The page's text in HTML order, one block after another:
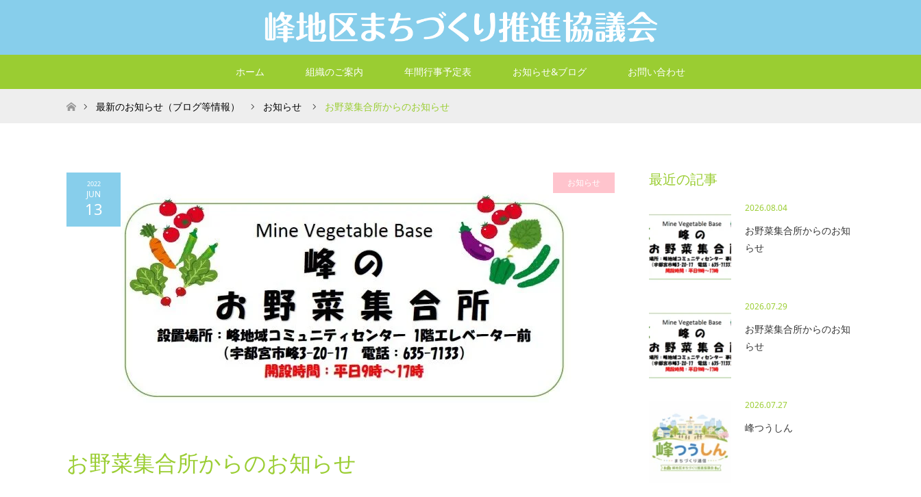
ホーム 組織のご案内 年間行事予定表 お知らせ&ブログ お問い合わせ
ホーム最新のお知らせ（ブログ等情報） お知らせ お野菜集合所からのお知らせ
2022
JUN
13
お知らせ
お野菜集合所からのお知らせ
最近の記事
2026.08.04
お野菜集合所からのお知
らせ
2026.07.29
お野菜集合所からのお知
らせ
2026.07.27
峰つうしん